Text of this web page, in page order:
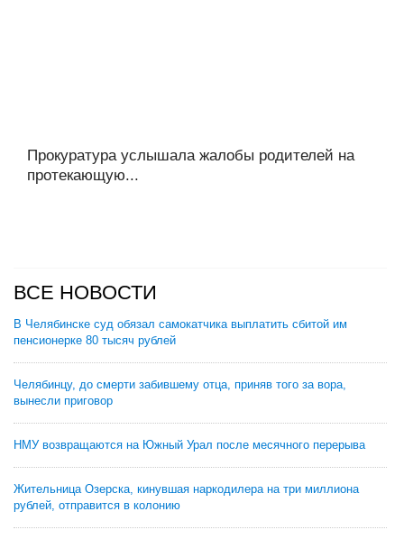
Прокуратура услышала жалобы родителей на
протекающую...
ВСЕ НОВОСТИ
В Челябинске суд обязал самокатчика выплатить сбитой им
пенсионерке 80 тысяч рублей
Челябинцу, до смерти забившему отца, приняв того за вора,
вынесли приговор
НМУ возвращаются на Южный Урал после месячного перерыва
Жительница Озерска, кинувшая наркодилера на три миллиона
рублей, отправится в колонию